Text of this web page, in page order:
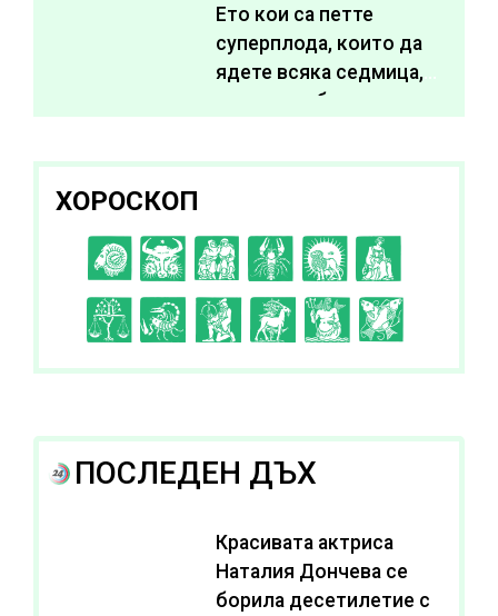
Ето кои са петте
суперплода, които да
ядете всяка седмица,
за да подобрите
ХОРОСКОП
C D EFGH
I J K L A B
ПОСЛЕДЕН ДЪХ
Красивата актриса
Наталия Дончева се
борила десетилетие с